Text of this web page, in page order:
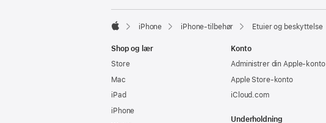
iPhone iPhone-tilbehør Etuier og beskyttelse
Shop og lær
Store
Mac
iPad
iPhone
Konto
Administrer din Apple-konto
Apple Store-konto
iCloud.com
Underholdning